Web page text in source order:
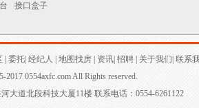
接口盒子
委托| 经纪人 地图找房| 资讯| 招聘| 关于我们 联系
2017 0554axfc.com All Rights reserved.
大道北段科技大厦11楼 联系电话：0554-6261122